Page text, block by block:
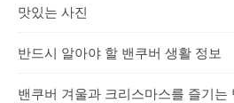
맛있는 사진
반드시 알아야 할 밴쿠버 생활 정보
밴쿠버 겨울과 크리스마스를 즐기는